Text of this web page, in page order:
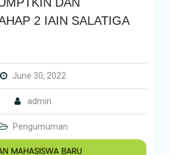
2 IAIN SALATIGA
June 30, 2022
admin
Pengumuman